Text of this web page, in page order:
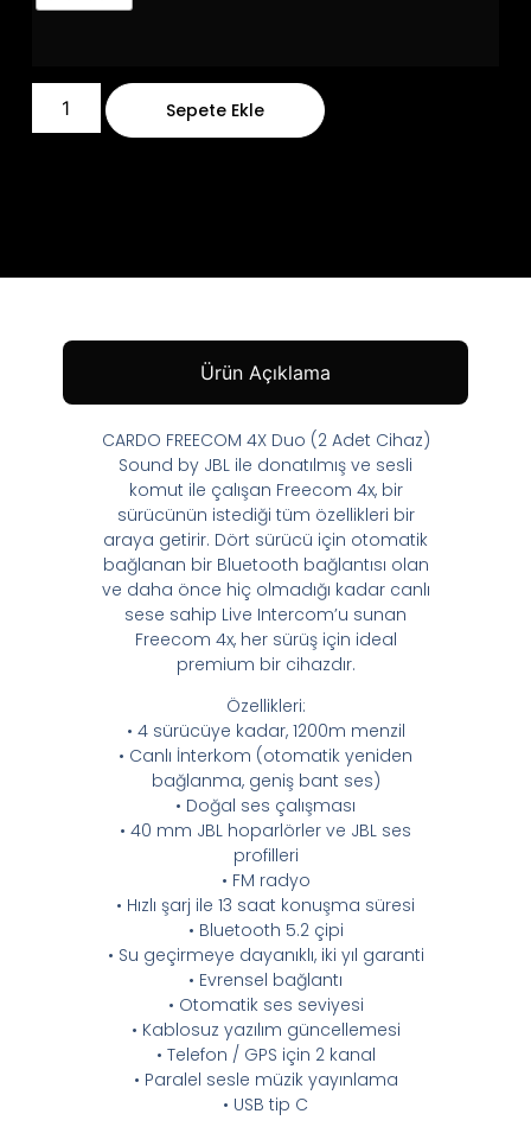
Sepete Ekle
Ürün Açıklama
CARDO FREECOM 4X Duo (2 Adet Cihaz)
Sound by JBL ile donatılmış ve sesli
komut ile çalışan Freecom 4x, bir
sürücünün istediği tüm özellikleri bir
araya getirir. Dört sürücü için otomatik
bağlanan bir Bluetooth bağlantısı olan
ve daha önce hiç olmadığı kadar canlı
sese sahip Live Intercom’u sunan
Freecom 4x, her sürüş için ideal
premium bir cihazdır.
Özellikleri:
• 4 sürücüye kadar, 1200m menzil
• Canlı İnterkom (otomatik yeniden
bağlanma, geniş bant ses)
• Doğal ses çalışması
• 40 mm JBL hoparlörler ve JBL ses
profilleri
• FM radyo
• Hızlı şarj ile 13 saat konuşma süresi
• Bluetooth 5.2 çipi
• Su geçirmeye dayanıklı, iki yıl garanti
• Evrensel bağlantı
• Otomatik ses seviyesi
• Kablosuz yazılım güncellemesi
• Telefon / GPS için 2 kanal
• Paralel sesle müzik yayınlama
• USB tip C